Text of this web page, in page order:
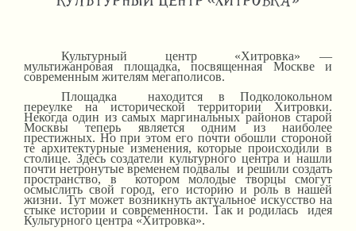
Культурный центр «Хитровка» —
мультижанровая площадка, посвященная Москве и
современным жителям мегаполисов.
Площадка находится в Подколокольном
переулке на исторической территории Хитровки.
Некогда один из самых маргинальных районов старой
Москвы теперь является одним из наиболее
престижных. Но при этом его почти обошли стороной
те архитектурные изменения, которые происходили в
столице. Здесь создатели культурного центра и нашли
почти нетронутые временем подвалы и решили создать
пространство, в котором молодые творцы смогут
осмыслить свой город, его историю и роль в нашей
жизни. Тут может возникнуть актуальное искусство на
стыке истории и современности. Так и родилась идея
Культурного центра «Хитровка».